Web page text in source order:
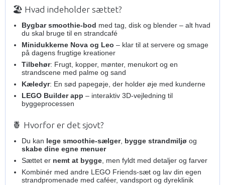
🏖️ Hvad indeholder sættet?
Bygbar smoothie-bod med tag, disk og blender – alt hvad
du skal bruge til en strandcafé
Minidukkerne Nova og Leo – klar til at servere og smage
på dagens frugtige kreationer
Tilbehør: Frugt, kopper, mønter, menukort og en
strandscene med palme og sand
Kæledyr: En sød papegøje, der holder øje med kunderne
LEGO Builder app – interaktiv 3D-vejledning til
byggeprocessen
🍍 Hvorfor er det sjovt?
Du kan lege smoothie-sælger, bygge strandmiljø og
skabe dine egne menuer
Sættet er nemt at bygge, men fyldt med detaljer og farver
Kombinér med andre LEGO Friends-sæt og lav din egen
strandpromenade med caféer, vandsport og dyreklinik